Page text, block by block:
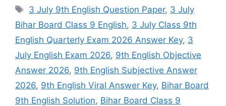
Tags
3 July 9th English Question Paper, 3 July
Bihar Board Class 9 English, 3 July Class 9th
English Quarterly Exam 2026 Answer Key, 3
July English Exam 2026, 9th English Objective
Answer 2026, 9th English Subjective Answer
2026, 9th English Viral Answer Key, Bihar Board
9th English Solution, Bihar Board Class 9